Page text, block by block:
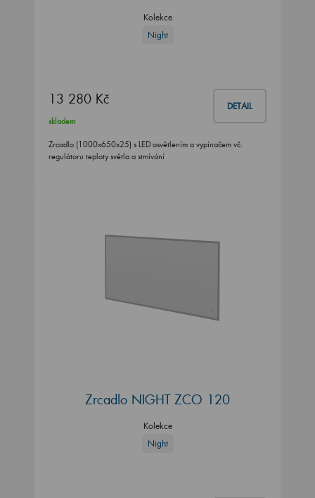
Kolekce
Night
13 280 Kč DETAIL
skladem
Zrcadlo (1000x650x25) s LED osvětlením a vypínačem vč.
regulátoru teploty světla a stmívání
Zrcadlo NIGHT ZCO 120
Kolekce
Night